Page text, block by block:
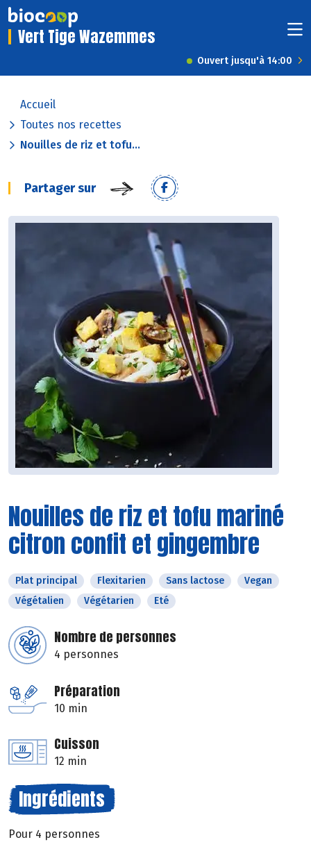
Vert Tige Wazemmes
Ouvert jusqu'à 14:00
Accueil
Toutes nos recettes
Nouilles de riz et tofu...
Partager sur
Nouilles de riz et tofu mariné
citron confit et gingembre
Plat principal Flexitarien Sans lactose
Vegan
Végétalien
Végétarien Eté
Nombre de personnes
4 personnes
Préparation
10 min
Cuisson
12 min
Ingrédients
Pour 4 personnes